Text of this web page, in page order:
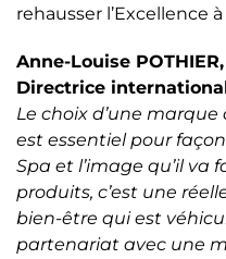
rehausser l’Excellence
Anne-Louise POTHIER,
Directrice
Le choix d’une
est essentiel pour
Spa et l’image qu’il va
produits, c’est une
bien-être qui est
partenariat avec une